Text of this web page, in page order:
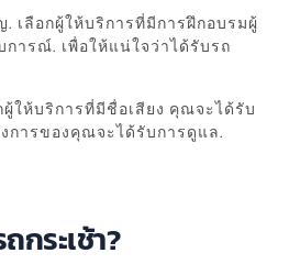
เลือกผู้ให้บริการที่มีการฝึกอบรมผู้
ารณ์. เพื่อให้แน่ใจว่าได้รับรถ
ผู้ให้บริการที่มีชื่อเสียง คุณจะได้รับ
การของคุณจะได้รับการดูแล.
กระเช้า?